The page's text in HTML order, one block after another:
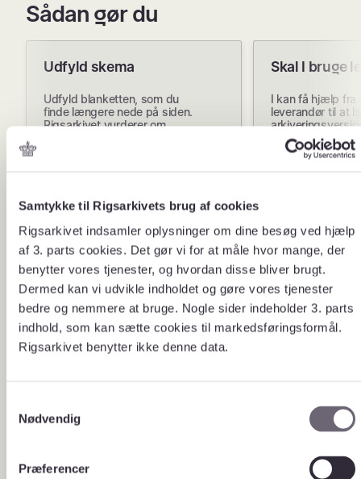
Samtykke til Rigsarkivets brug af cookies
Rigsarkivet indsamler oplysninger om dine besøg ved hjælp
af 3. parts cookies. Det gør vi for at måle hvor mange, der
benytter vores tjenester, og hvordan disse bliver brugt.
Dermed kan vi udvikle indholdet og gøre vores tjenester
bedre og nemmere at bruge. Nogle sider indeholder 3. parts
indhold, som kan sætte cookies til markedsføringsformål.
Rigsarkivet benytter ikke denne data.
Nødvendig
Præferencer
Sådan gør du
Udfyld skema
Udfyld blanketten, som du
finde længere nede på siden.
Rigsarkivet vurderer om
Skal I bruge
I kan få hjælp fra
leverandør til at
leverandørlisten
leverandører,
fået godkendt
Udfyld
blanket
Åbn blanket og udfyld
information om din aflevering